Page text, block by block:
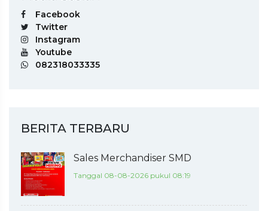
Facebook
Twitter
Instagram
Youtube
082318033335
BERITA TERBARU
Sales Merchandiser SMD
Tanggal 08-08-2026 pukul 08:19